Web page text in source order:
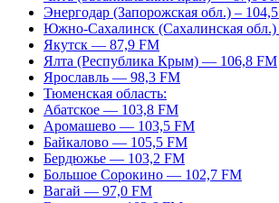
Энергодар (Запорожская обл.) –
Южно-Сахалинск (Сахалинская
Якутск — 87,9 FM
Ялта (Республика Крым) — 106,8 FM
Ярославль — 98,3 FM
Тюменская область:
Абатское — 103,8 FM
Аромашево — 103,5 FM
Байкалово — 105,5 FM
Бердюжье — 103,2 FM
Большое Сорокино — 102,7 FM
Вагай — 97,0 FM